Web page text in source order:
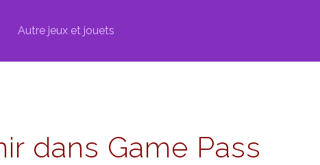
Autre jeux et jouets
dans Game Pass